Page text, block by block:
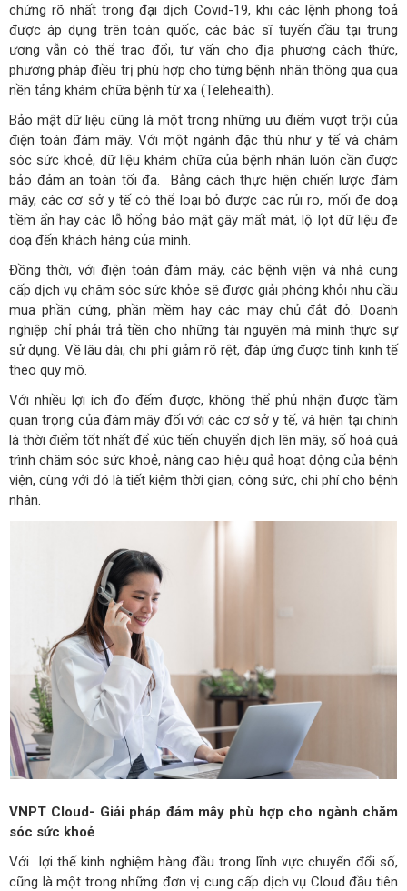
chứng rõ nhất trong đại dịch Covid-19, khi các lệnh phong toả
được áp dụng trên toàn quốc, các bác sĩ tuyến đầu tại trung
ương vẫn có thể trao đổi, tư vấn cho địa phương cách thức,
phương pháp điều trị phù hợp cho từng bệnh nhân thông qua qua
nền tảng khám chữa bệnh từ xa (Telehealth).
Bảo mật dữ liệu cũng là một trong những ưu điểm vượt trội của
điện toán đám mây. Với một ngành đặc thù như y tế và chăm
sóc sức khoẻ, dữ liệu khám chữa của bệnh nhân luôn cần được
bảo đảm an toàn tối đa. Bằng cách thực hiện chiến lược đám
mây, các cơ sở y tế có thể loại bỏ được các rủi ro, mối đe doạ
tiềm ẩn hay các lỗ hổng bảo mật gây mất mát, lộ lọt dữ liệu đe
doạ đến khách hàng của mình.
Đồng thời, với điện toán đám mây, các bệnh viện và nhà cung
cấp dịch vụ chăm sóc sức khỏe sẽ được giải phóng khỏi nhu cầu
mua phần cứng, phần mềm hay các máy chủ đắt đỏ. Doanh
nghiệp chỉ phải trả tiền cho những tài nguyên mà mình thực sự
sử dụng. Về lâu dài, chi phí giảm rõ rệt, đáp ứng được tính kinh tế
theo quy mô.
Với nhiều lợi ích đo đếm được, không thể phủ nhận được tầm
quan trọng của đám mây đối với các cơ sở y tế, và hiện tại chính
là thời điểm tốt nhất để xúc tiến chuyển dịch lên mây, số hoá quá
trình chăm sóc sức khoẻ, nâng cao hiệu quả hoạt động của bệnh
viện, cùng với đó là tiết kiệm thời gian, công sức, chi phí cho bệnh
nhân.
VNPT Cloud- Giải pháp đám mây phù hợp cho ngành chăm
sóc sức khoẻ
Với lợi thế kinh nghiệm hàng đầu trong lĩnh vực chuyển đổi số,
cũng là một trong những đơn vị cung cấp dịch vụ Cloud đầu tiên